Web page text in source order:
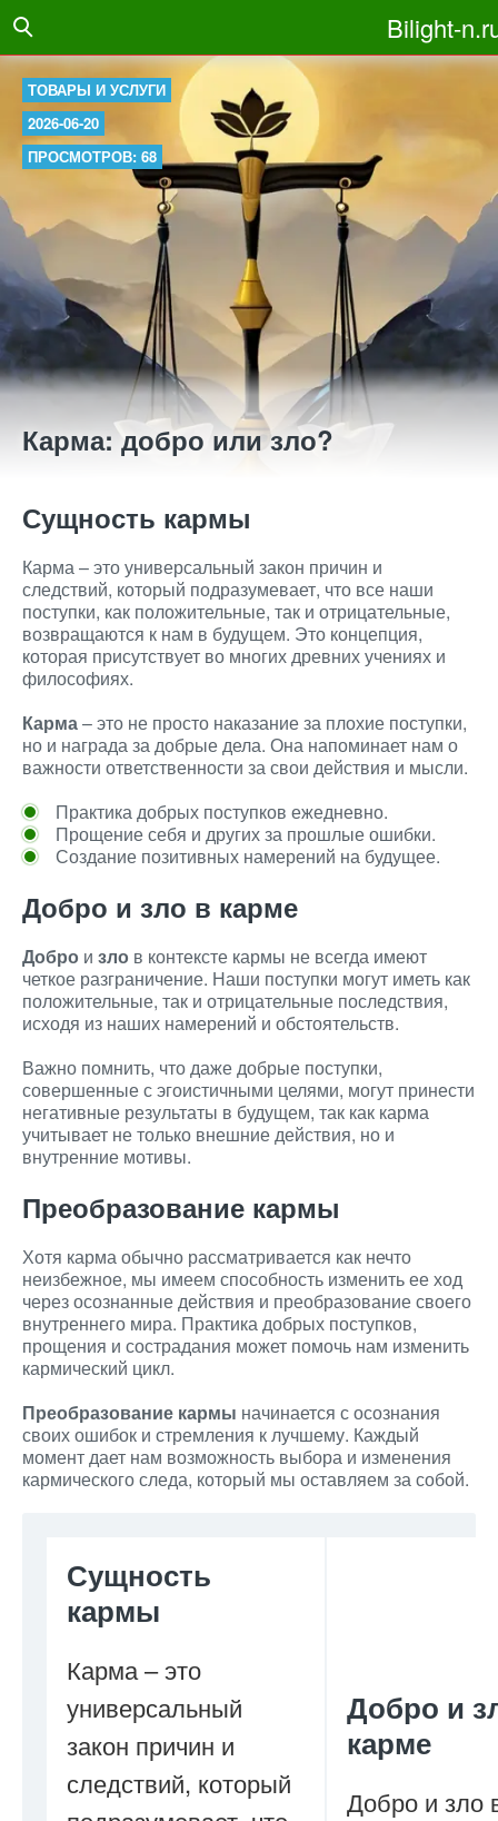
Bilight-
ТОВАРЫ И УСЛУГИ
2026-06-20
ПРОСМОТРОВ: 68
Карма: добро или зло?
Сущность кармы
Карма – это универсальный закон причин и
следствий, который подразумевает, что все наши
поступки, как положительные, так и отрицательные,
возвращаются к нам в будущем. Это концепция,
которая присутствует во многих древних учениях и
философиях.
Карма– это не просто наказание за плохие поступки,
но и награда за добрые дела. Она напоминает нам о
важности ответственности за свои действия и мысли.
Практика добрых поступков ежедневно.
Прощение себя и других за прошлые ошибки.
Создание позитивных намерений на будущее.
Добро и зло в карме
Добро и зло в контексте кармы не всегда имеют
четкое разграничение. Наши поступки могут иметь как
положительные, так и отрицательные последствия,
исходя из наших намерений и обстоятельств.
Важно помнить, что даже добрые поступки,
совершенные с эгоистичными целями, могут принести
негативные результаты в будущем, так как карма
учитывает не только внешние действия, но и
внутренние мотивы.
Преобразование кармы
Хотя карма обычно рассматривается как нечто
неизбежное, мы имеем способность изменить ее ход
через осознанные действия и преобразование своего
внутреннего мира. Практика добрых поступков,
прощения и сострадания может помочь нам изменить
кармический цикл.
Преобразование кармы начинается с осознания
своих ошибок и стремления к лучшему. Каждый
момент дает нам возможность выбора и изменения
кармического следа, который мы оставляем за собой.
Сущность
кармы
Карма – это
универсальный
закон причин и
следствий, который
Добро и
карме
Добро и зло